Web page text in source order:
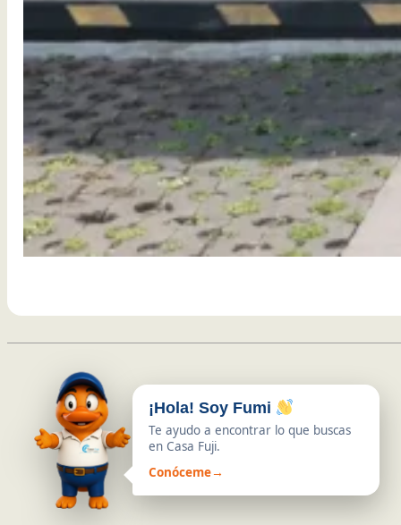
¡Hola! Soy Fumi
Te ayudo a encontrar lo que buscas
en Casa Fuji.
Conóceme→